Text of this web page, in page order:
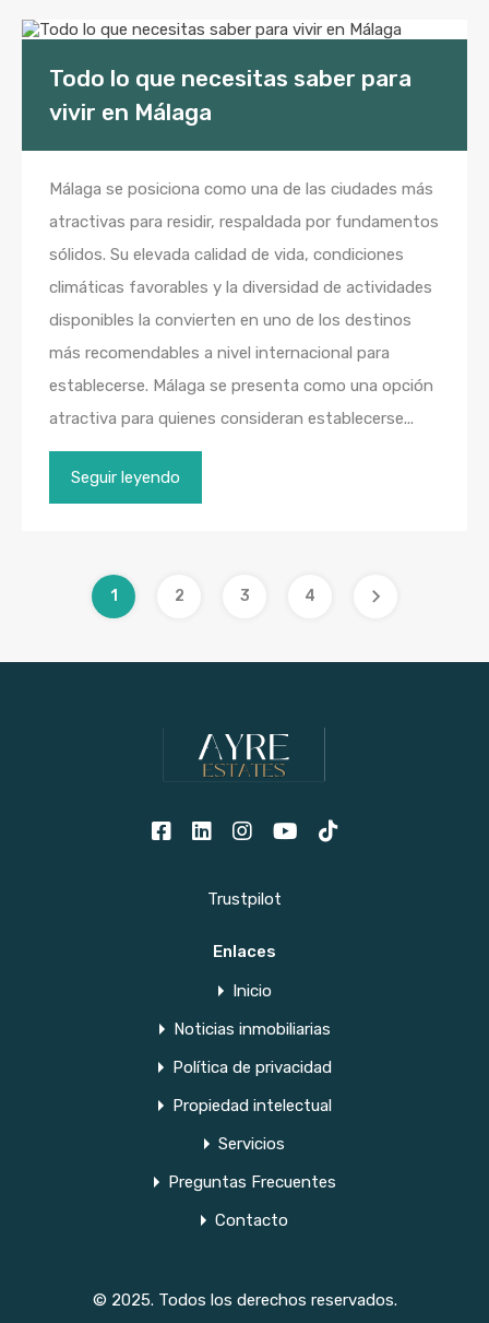
Todo lo que necesitas saber para
vivir en Málaga
Málaga se posiciona como una de las ciudades más
atractivas para residir, respaldada por fundamentos
sólidos. Su elevada calidad de vida, condiciones
climáticas favorables y la diversidad de actividades
disponibles la convierten en uno de los destinos
más recomendables a nivel internacional para
establecerse. Málaga se presenta como una opción
atractiva para quienes consideran establecerse...
Seguir leyendo
1 2 3 4
Trustpilot
Enlaces
Inicio
Noticias inmobiliarias
Política de privacidad
Propiedad intelectual
Servicios
Preguntas Frecuentes
Contacto
© 2025. Todos los derechos reservados.